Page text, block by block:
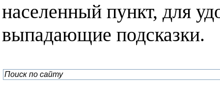
населенный пункт, для
выпадающие подсказки.